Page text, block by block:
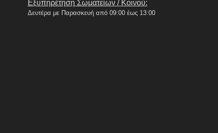
Εξυπηρέτηση Σωματείων / Κοινού:
Δευτέρα με Παρασκευή από 09:00 έως 13:00